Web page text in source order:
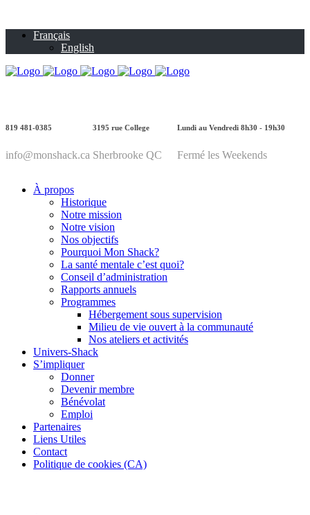
Français
English
819 481-0385
info@monshack.ca
3195 rue College
Sherbrooke QC
Lundi au Vendredi 8h30 - 19h30
Fermé les Weekends
À propos
Historique
Notre mission
Notre vision
Nos objectifs
Pourquoi Mon Shack?
La santé mentale c’est quoi?
Conseil d’administration
Rapports annuels
Programmes
Hébergement sous supervision
Milieu de vie ouvert à la communauté
Nos ateliers et activités
Univers-Shack
S’impliquer
Donner
Devenir membre
Bénévolat
Emploi
Partenaires
Liens Utiles
Contact
Politique de cookies (CA)